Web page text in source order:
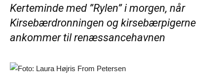
Kerteminde med ”Rylen” i morgen, når
Kirsebærdronningen og kirsebærpigerne
ankommer til renæssancehavnen